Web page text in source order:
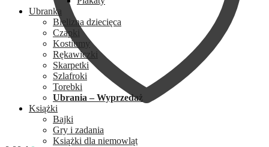
Ubranka
Bielizna dziecięca
Czapki
Kostiumy
Rękawiczki
Skarpetki
Szlafroki
Torebki
Ubrania – Wyprzedaż
Książki
Bajki
Gry i zadania
Książki dla niemowląt